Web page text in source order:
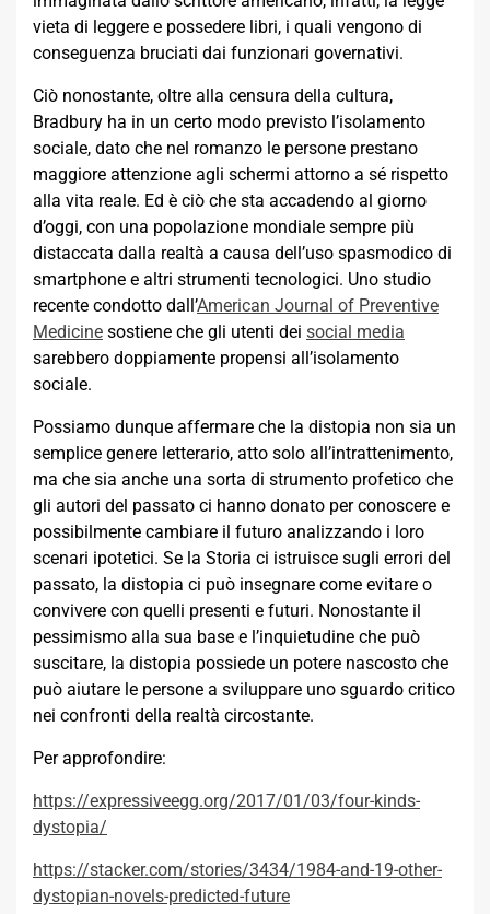
vieta di leggere e possedere libri, i quali vengono di
conseguenza bruciati dai funzionari governativi.
Ciò nonostante, oltre alla censura della cultura,
Bradbury ha in un certo modo previsto l’isolamento
sociale, dato che nel romanzo le persone prestano
maggiore attenzione agli schermi attorno a sé rispetto
alla vita reale. Ed è ciò che sta accadendo al giorno
d’oggi, con una popolazione mondiale sempre più
distaccata dalla realtà a causa dell’uso spasmodico di
smartphone e altri strumenti tecnologici. Uno studio
recente condotto dall’American Journal of Preventive
Medicine sostiene che gli utenti dei social media
sarebbero doppiamente propensi all’isolamento
sociale.
Possiamo dunque affermare che la distopia non sia un
semplice genere letterario, atto solo all’intrattenimento,
ma che sia anche una sorta di strumento profetico che
gli autori del passato ci hanno donato per conoscere e
possibilmente cambiare il futuro analizzando i loro
scenari ipotetici. Se la Storia ci istruisce sugli errori del
passato, la distopia ci può insegnare come evitare o
convivere con quelli presenti e futuri. Nonostante il
pessimismo alla sua base e l’inquietudine che può
suscitare, la distopia possiede un potere nascosto che
può aiutare le persone a sviluppare uno sguardo critico
nei confronti della realtà circostante.
Per approfondire:
https://expressiveegg.org/2017/01/03/four-kinds-
dystopia/
https://stacker.com/stories/3434/1984-and-19-other-
dystopian-novels-predicted-future